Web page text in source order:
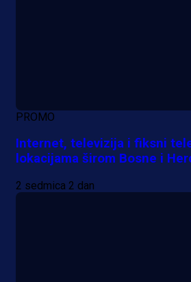
PROMO
Internet, televizija i fiksni
lokacijama širom Bosne i
2 sedmica 2 dan